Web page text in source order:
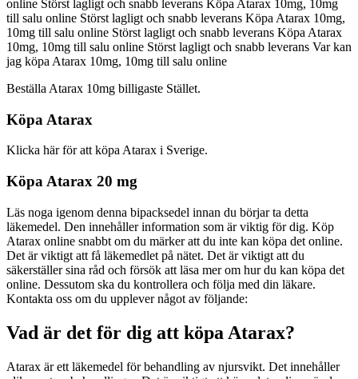
online Störst lagligt och snabb leverans Köpa Atarax 10mg, 10mg
till salu online Störst lagligt och snabb leverans Köpa Atarax 10mg,
10mg till salu online Störst lagligt och snabb leverans Köpa Atarax
10mg, 10mg till salu online Störst lagligt och snabb leverans Var kan
jag köpa Atarax 10mg, 10mg till salu online
Beställa Atarax 10mg billigaste Stället.
Köpa Atarax
Klicka här för att köpa Atarax i Sverige.
Köpa Atarax 20 mg
Läs noga igenom denna bipacksedel innan du börjar ta detta
läkemedel. Den innehåller information som är viktig för dig. Köp
Atarax online snabbt om du märker att du inte kan köpa det online.
Det är viktigt att få läkemedlet på nätet. Det är viktigt att du
säkerställer sina råd och försök att läsa mer om hur du kan köpa det
online. Dessutom ska du kontrollera och följa med din läkare.
Kontakta oss om du upplever något av följande:
Vad är det för dig att köpa Atarax?
Atarax är ett läkemedel för behandling av njursvikt. Det innehåller